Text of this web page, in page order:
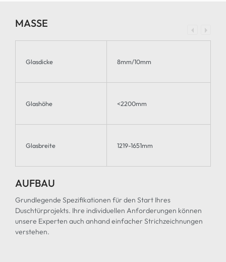
MASSE
Glasdicke 8mm/10mm
Glashöhe <2200mm
Glasbreite 1219-1651mm
AUFBAU
Grundlegende Spezifikationen für den Start Ihres
Duschtürprojekts. Ihre individuellen Anforderungen können
unsere Experten auch anhand einfacher Strichzeichnungen
verstehen.